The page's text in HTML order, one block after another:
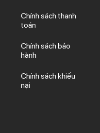
Chính sách thanh
toán
Chính sách bảo
hành
Chính sách khiếu
nại